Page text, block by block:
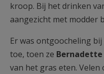
kroop. Bij het drinken
aangezicht met modder
Er was ontgoocheling
toe, toen ze Bernadette
van het gras eten. Velen